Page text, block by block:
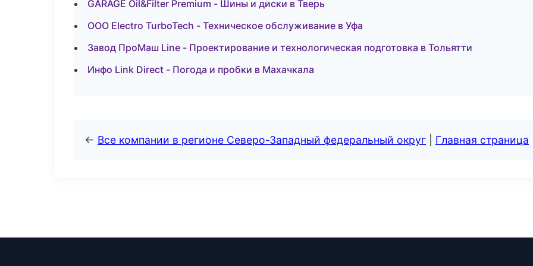
GARAGE Oil&Filter Premium - Шины и диски в Тверь
ООО Electro TurboTech - Техническое обслуживание в Уфа
Завод ПроМаш Line - Проектирование и технологическая подготовка в Тольятти
Инфо Link Direct - Погода и пробки в Махачкала
← Все компании в регионе Северо-Западный федеральный округ Главная страница